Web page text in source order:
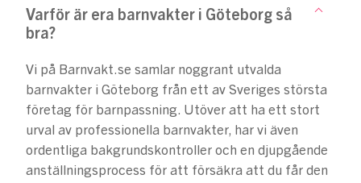
Varför är era barnvakter i Göteborg så
bra?
Vi på Barnvakt.se samlar noggrant utvalda
barnvakter i Göteborg från ett av Sveriges största
företag för barnpassning. Utöver att ha ett stort
urval av professionella barnvakter, har vi även
ordentliga bakgrundskontroller och en djupgående
anställningsprocess för att försäkra att du får den